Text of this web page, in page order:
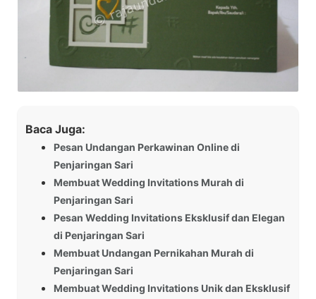
Baca Juga:
Pesan Undangan Perkawinan Online di
Penjaringan Sari
Membuat Wedding Invitations Murah di
Penjaringan Sari
Pesan Wedding Invitations Eksklusif dan Elegan
di Penjaringan Sari
Membuat Undangan Pernikahan Murah di
Penjaringan Sari
Membuat Wedding Invitations Unik dan Eksklusif